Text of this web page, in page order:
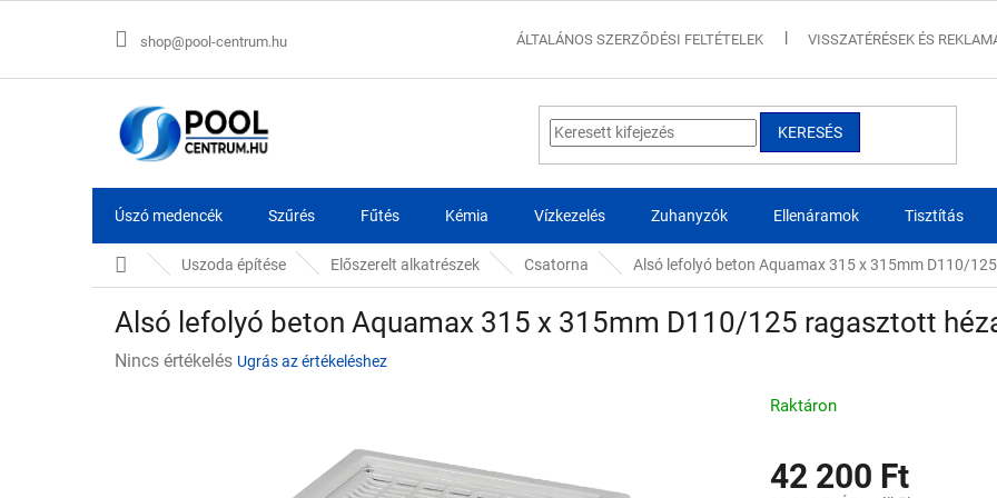
shop@pool-centrum.hu ÁLTALÁNOS SZERZŐDÉSI FELTÉTELEK VISSZATÉRÉSEK ÉS
KERESÉS
Úszó medencék Szűrés Fűtés Kémia Vízkezelés Zuhanyzók Ellenáramok Tisztítás
KezdőlapUszoda építése Előszerelt alkatrészek Csatorna Alsó lefolyó beton Aquamax 315 x 315mm D110/
Alsó lefolyó beton Aquamax 315 x 315mm D110/125 ragasztott
ANincs értékelés Ugrás az értékeléshez
42 200 Ft
Raktáron